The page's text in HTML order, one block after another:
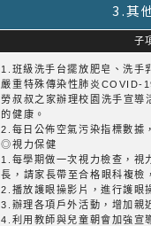
3.其
子
1.班級洗手台擺放肥皂、洗手
嚴重特殊傳染性肺炎COVID-
勞叔叔之家辦理校園洗手宣導
的健康。
2.每日公佈空氣污染指標數據
◎視力保健
1.每學期做一次視力檢查，視
長，請家長帶至合格眼科複檢
2.播放護眼操影片，進行護眼
3.辦理各項戶外活動，增加親
4.利用教師與兒童朝會加強宣